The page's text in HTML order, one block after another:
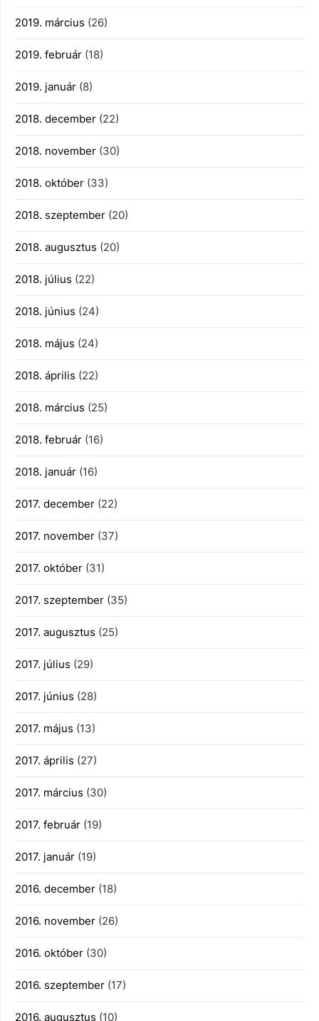
2019. március (26)
2019. február (18)
2019. január (8)
2018. december (22)
2018. november (30)
2018. október (33)
2018. szeptember (20)
2018. augusztus (20)
2018. július (22)
2018. június (24)
2018. május (24)
2018. április (22)
2018. március (25)
2018. február (16)
2018. január (16)
2017. december (22)
2017. november (37)
2017. október (31)
2017. szeptember (35)
2017. augusztus (25)
2017. július (29)
2017. június (28)
2017. május (13)
2017. április (27)
2017. március (30)
2017. február (19)
2017. január (19)
2016. december (18)
2016. november (26)
2016. október (30)
2016. szeptember (17)
2016. augusztus (10)